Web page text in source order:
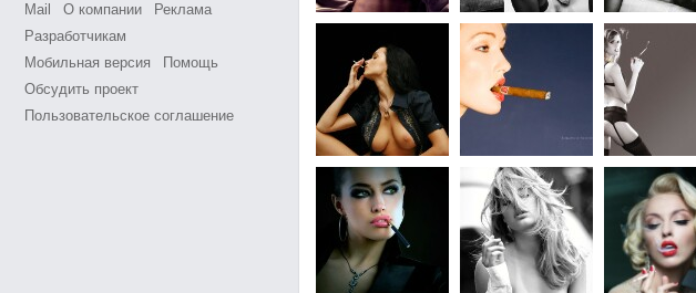
Mail О компании
Реклама
Разработчикам
Мобильная версия
Помощь
Обсудить проект
Пользовательское соглашение